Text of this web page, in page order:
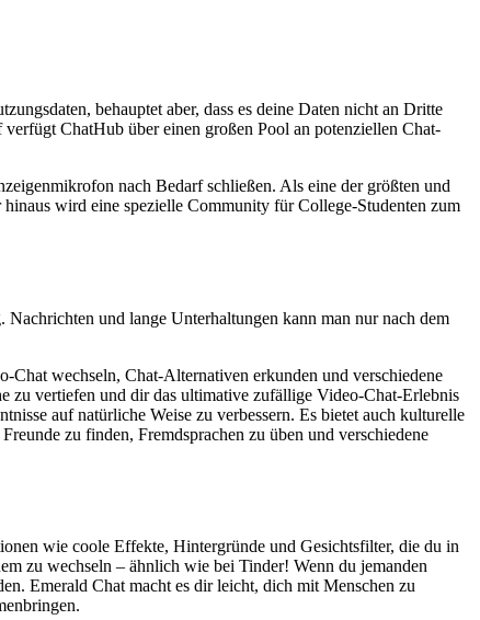
behauptet aber, dass es deine Daten nicht an Dritte
ChatHub über einen großen Pool an potenziellen Chat-
nach Bedarf schließen. Als eine der größten und
wird eine spezielle Community für College-Studenten zum
und lange Unterhaltungen kann man nur nach dem
Chat wechseln, Chat-Alternativen erkunden und verschiedene
zu vertiefen und dir das ultimative zufällige Video-Chat-Erlebnis
auf natürliche Weise zu verbessern. Es bietet auch kulturelle
zu finden, Fremdsprachen zu üben und verschiedene
wie coole Effekte, Hintergründe und Gesichtsfilter, die du in
zu wechseln – ähnlich wie bei Tinder! Wenn du jemanden
Emerald Chat macht es dir leicht, dich mit Menschen zu